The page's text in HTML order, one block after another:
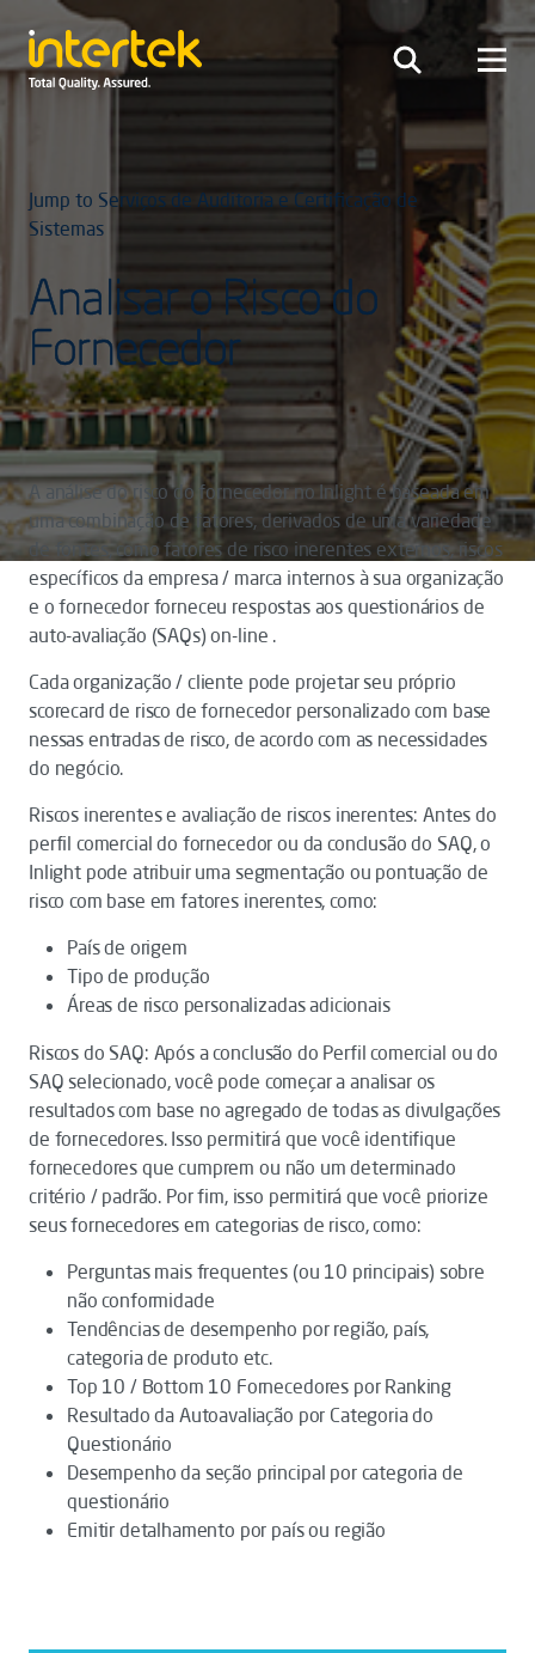
Jump to Serviços de Auditoria e Certificação de
Sistemas
Analisar o Risco do
Fornecedor
A análise do risco do fornecedor no Inlight é baseada em
uma combinação de fatores, derivados de uma variedade
de fontes, como fatores de risco inerentes externos, riscos
específicos da empresa / marca internos à sua organização
e o fornecedor forneceu respostas aos questionários de
auto-avaliação (SAQs) on-line .
Cada organização / cliente pode projetar seu próprio
scorecard de risco de fornecedor personalizado com base
nessas entradas de risco, de acordo com as necessidades
do negócio.
Riscos inerentes e avaliação de riscos inerentes: Antes do
perfil comercial do fornecedor ou da conclusão do SAQ, o
Inlight pode atribuir uma segmentação ou pontuação de
risco com base em fatores inerentes, como:
País de origem
Tipo de produção
Áreas de risco personalizadas adicionais
Riscos do SAQ: Após a conclusão do Perfil comercial ou do
SAQ selecionado, você pode começar a analisar os
resultados com base no agregado de todas as divulgações
de fornecedores. Isso permitirá que você identifique
fornecedores que cumprem ou não um determinado
critério / padrão. Por fim, isso permitirá que você priorize
seus fornecedores em categorias de risco, como:
Perguntas mais frequentes (ou 10 principais) sobre
não conformidade
Tendências de desempenho por região, país,
categoria de produto etc.
Top 10 / Bottom 10 Fornecedores por Ranking
Resultado da Autoavaliação por Categoria do
Questionário
Desempenho da seção principal por categoria de
questionário
Emitir detalhamento por país ou região